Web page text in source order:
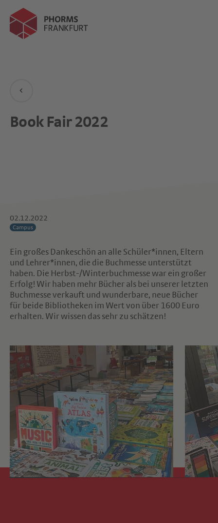
Book Fair 2022
02.12.2022
Campus
Ein großes Dankeschön an alle Schüler*innen, Eltern
und Lehrer*innen, die die Buchmesse unterstützt
haben. Die Herbst-/Winterbuchmesse war ein großer
Erfolg! Wir haben mehr Bücher als bei unserer letzten
Buchmesse verkauft und wunderbare, neue Bücher
für beide Bibliotheken im Wert von über 1600 Euro
erhalten. Wir wissen das sehr zu schätzen!